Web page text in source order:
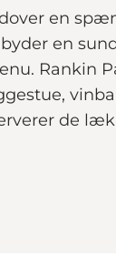
en
en
Rankin
de